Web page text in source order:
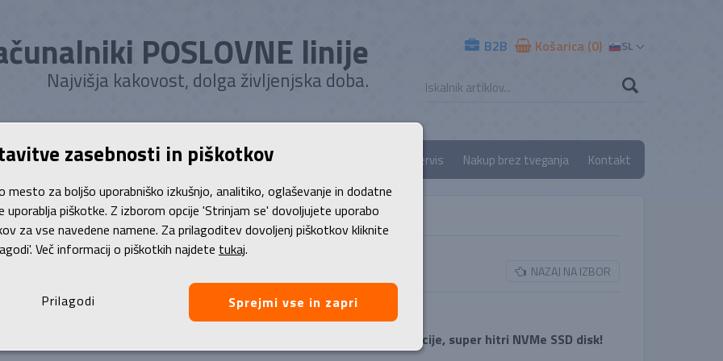
POSLOVNE linije
Najvišja kakovost, dolga življenjska doba.
SL
Košarica (0)
B2B
Poslovni računalniki Stanje | izgled Življenska doba Servis Nakup brez tveganja Kontakt
/ Namizni računalniki / Računalnik, HP ProDesk 600 G6
NAZAJ NA IZBOR
Hexa Core i5-10500 (3.10 GHz do 4.50 GHz), 8 GB, 256 GB SSD (NVMe!)
Core i5 - 10. generacije, Hexa Cora – 35% zmogljivejši od 9. generacije, super hitri NVMe SSD disk!
zasebnosti in piškotkov
mesto za boljšo uporabniško izkušnjo, analitiko, oglaševanje in dodatne
uporablja piškotke. Z izborom opcije 'Strinjam se' dovoljujete uporabo
za vse navedene namene. Za prilagoditev dovoljenj piškotkov kliknite
Več informacij o piškotkih najdete tukaj.
Prilagodi Sprejmi vse in zapri